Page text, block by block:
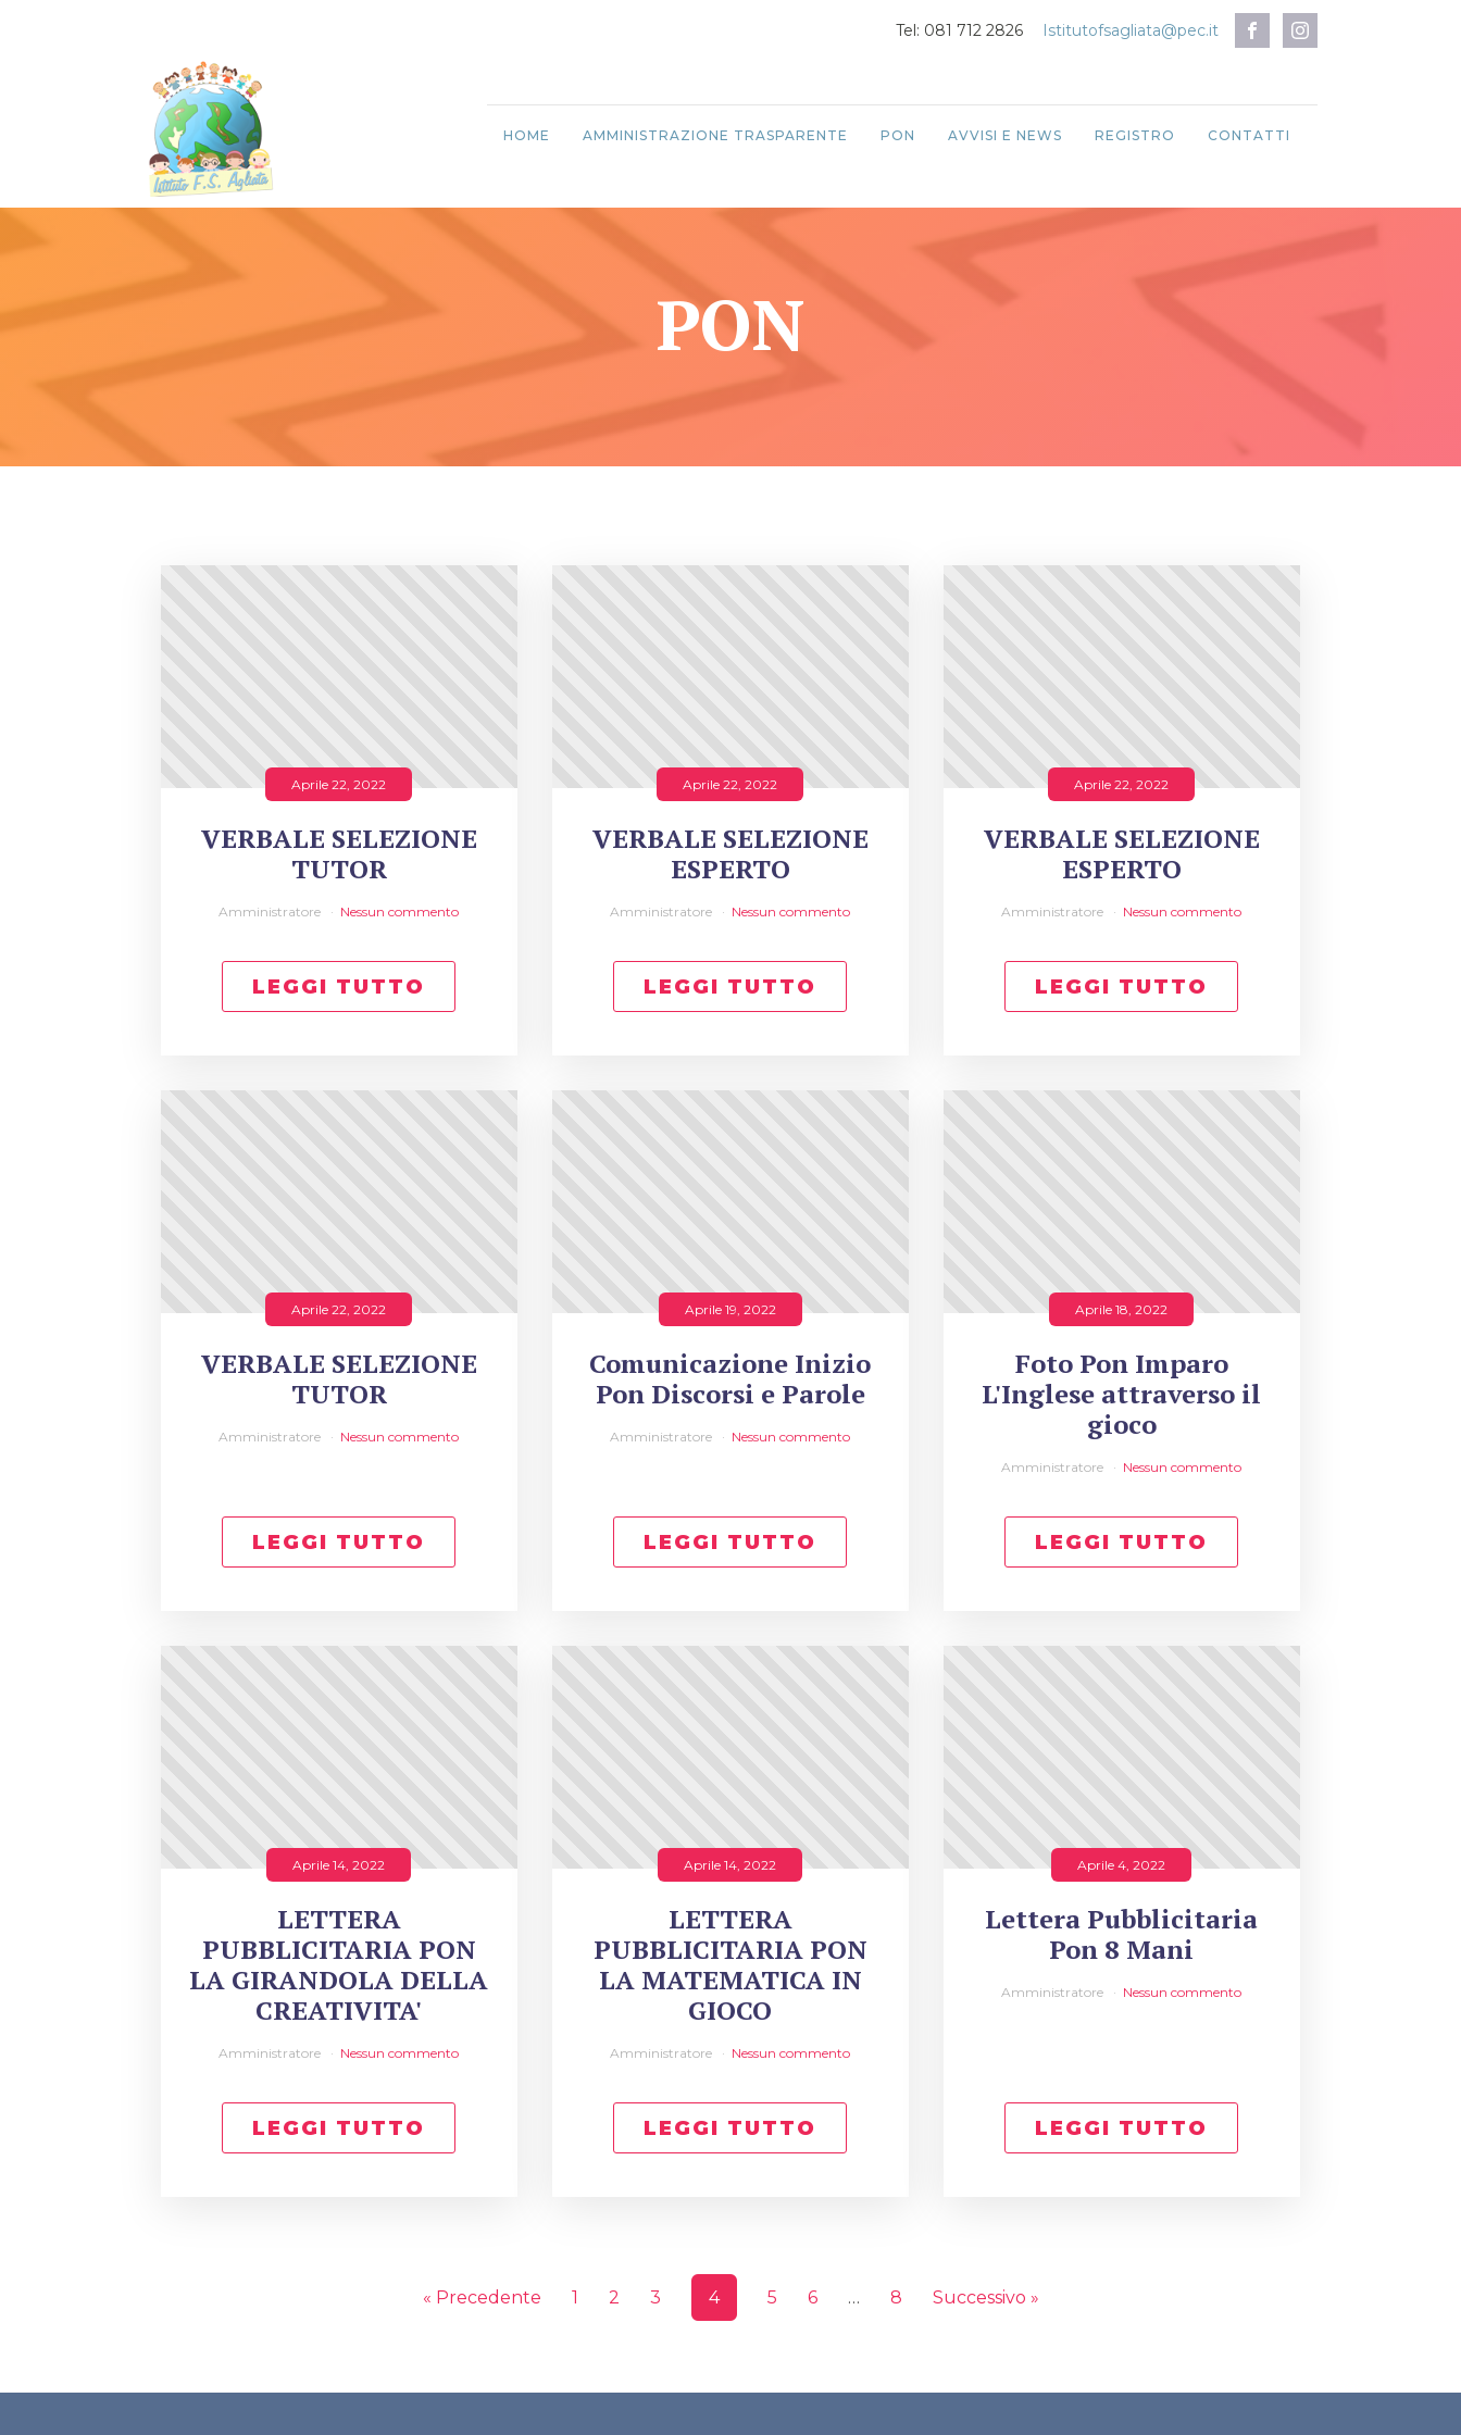
Tel: 081 712 2826 Istitutofsagliata@pec.it
HOME AMMINISTRAZIONE TRASPARENTE PON AVVISI E NEWS REGISTRO CONTATTI
PON
Aprile 22, 2022
VERBALE SELEZIONE
TUTOR
Amministratore Nessun commento
LEGGI TUTTO
Aprile 22, 2022
VERBALE SELEZIONE
ESPERTO
Amministratore Nessun commento
LEGGI TUTTO
Aprile 22, 2022
VERBALE SELEZIONE
ESPERTO
Amministratore Nessun commento
LEGGI TUTTO
Aprile 22, 2022
VERBALE SELEZIONE
TUTOR
Amministratore Nessun commento
LEGGI TUTTO
Aprile 19, 2022
Comunicazione Inizio
Pon Discorsi e Parole
Amministratore Nessun commento
LEGGI TUTTO
Aprile 18, 2022
Foto Pon Imparo
L'Inglese attraverso il
gioco
Amministratore Nessun commento
LEGGI TUTTO
Aprile 14, 2022
LETTERA
PUBBLICITARIA PON
LA GIRANDOLA DELLA
CREATIVITA'
Amministratore Nessun commento
LEGGI TUTTO
Aprile 14, 2022
LETTERA
PUBBLICITARIA PON
LA MATEMATICA IN
GIOCO
Amministratore Nessun commento
LEGGI TUTTO
Aprile 4, 2022
Lettera Pubblicitaria
Pon 8 Mani
Amministratore Nessun commento
LEGGI TUTTO
« Precedente 1 2 3 4 5 6 … 8 Successivo »